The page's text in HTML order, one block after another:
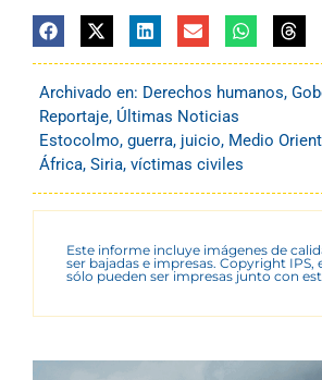
Archivado en: Derechos humanos,
Reportaje, Últimas Noticias
Estocolmo, guerra, juicio, Medio
África, Siria, víctimas civiles
Este informe incluye imágenes de
ser bajadas e impresas. Copyright IPS,
sólo pueden ser impresas junto con